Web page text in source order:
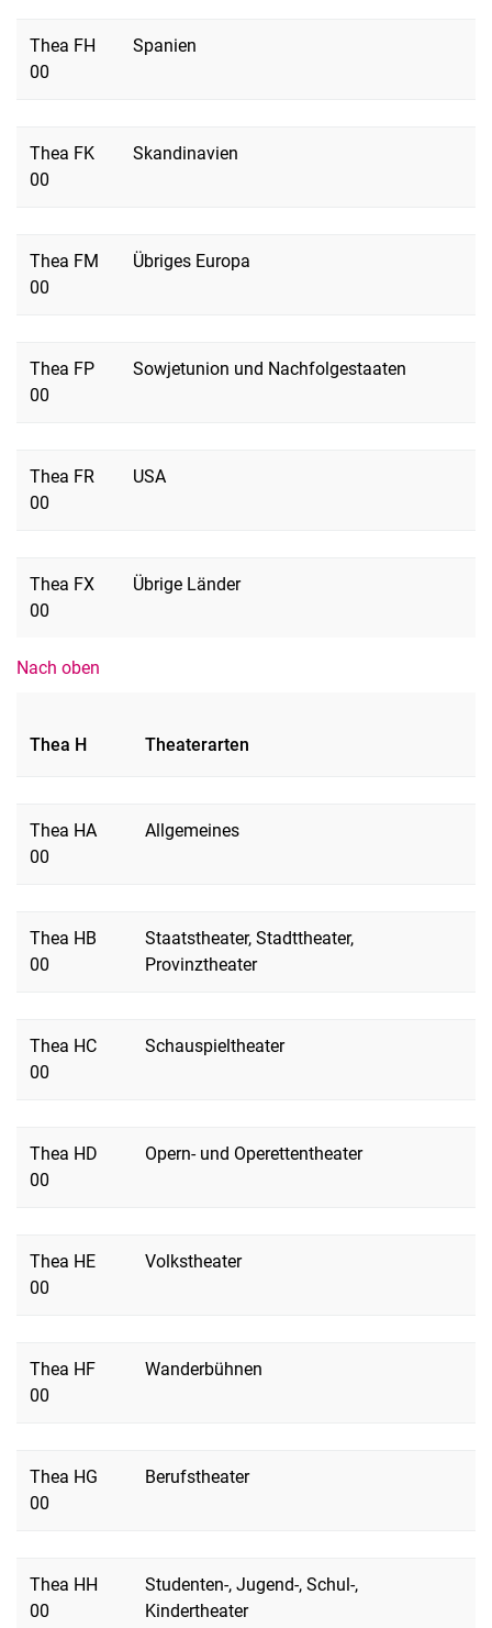
Thea FH
00
Spanien
Thea FK
00
Skandinavien
Thea FM
00
Übriges Europa
Thea FP
00
Sowjetunion und Nachfolgestaaten
Thea FR
00
USA
Thea FX
00
Übrige Länder
Nach oben
Thea H Theaterarten
Thea HA
00
Allgemeines
Thea HB
00
Staatstheater, Stadttheater,
Provinztheater
Thea HC
00
Schauspieltheater
Thea HD
00
Opern- und Operettentheater
Thea HE
00
Volkstheater
Thea HF
00
Wanderbühnen
Thea HG
00
Berufstheater
Thea HH
00
Studenten-, Jugend-, Schul-,
Kindertheater